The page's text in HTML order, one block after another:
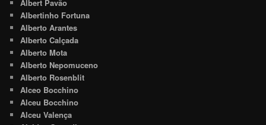
Albert Pavão
Albertinho Fortuna
Alberto Arantes
Alberto Calçada
Alberto Mota
Alberto Nepomuceno
Alberto Rosenblit
Alceo Bocchino
Alceu Bocchino
Alceu Valença